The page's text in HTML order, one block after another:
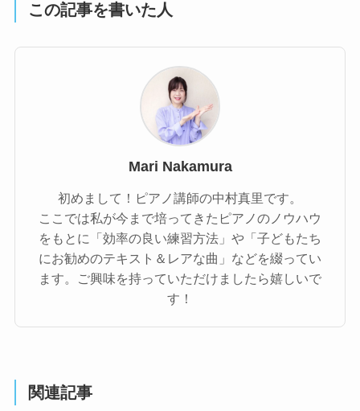
この記事を書いた人
Mari Nakamura
初めまして！ピアノ講師の中村真里です。
ここでは私が今まで培ってきたピアノのノウハウ
をもとに「効率の良い練習方法」や「子どもたち
にお勧めのテキスト＆レアな曲」などを綴ってい
ます。ご興味を持っていただけましたら嬉しいで
す！
関連記事